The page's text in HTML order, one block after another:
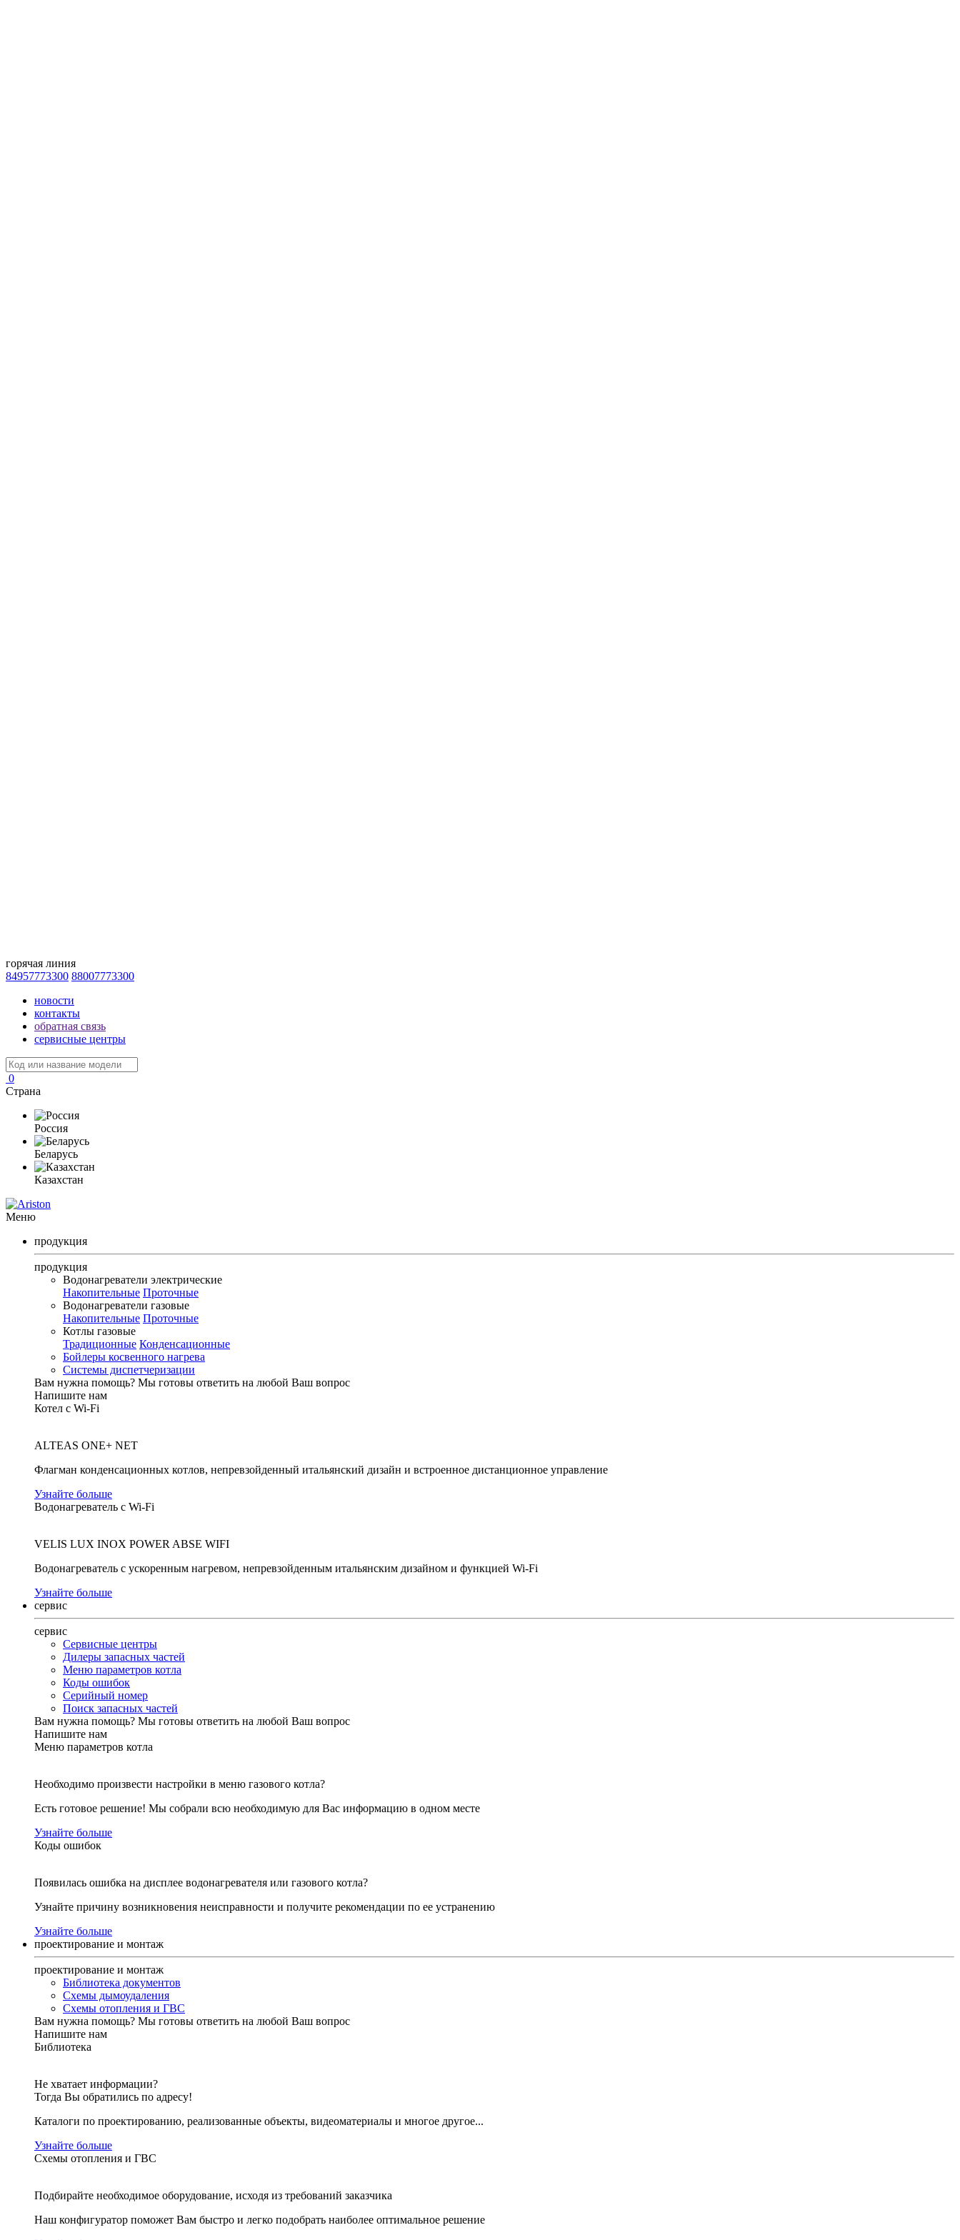
горячая линия
84957773300 88007773300
новости
контакты
обратная связь
сервисные центры
0
Страна
Россия
Беларусь
Казахстан
Меню
продукция
продукция
Водонагреватели электрические
Накопительные Проточные
Водонагреватели газовые
Накопительные Проточные
Котлы газовые
Традиционные Конденсационные
Бойлеры косвенного нагрева
Системы диспетчеризации
Вам нужна помощь? Мы готовы ответить на любой Ваш вопрос
Напишите нам
Котел с Wi-Fi
ALTEAS ONE+ NET
Флагман конденсационных котлов, непревзойденный итальянский дизайн и встроенное дистанционное управление
Узнайте больше
Водонагреватель с Wi-Fi
VELIS LUX INOX POWER ABSE WIFI
Водонагреватель с ускоренным нагревом, непревзойденным итальянским дизайном и функцией Wi-Fi
Узнайте больше
сервис
сервис
Сервисные центры
Дилеры запасных частей
Меню параметров котла
Коды ошибок
Серийный номер
Поиск запасных частей
Вам нужна помощь? Мы готовы ответить на любой Ваш вопрос
Напишите нам
Меню параметров котла
Необходимо произвести настройки в меню газового котла?
Есть готовое решение! Мы собрали всю необходимую для Вас информацию в одном месте
Узнайте больше
Коды ошибок
Появилась ошибка на дисплее водонагревателя или газового котла?
Узнайте причину возникновения неисправности и получите рекомендации по ее устранению
Узнайте больше
проектирование и монтаж
проектирование и монтаж
Библиотека документов
Схемы дымоудаления
Схемы отопления и ГВС
Вам нужна помощь? Мы готовы ответить на любой Ваш вопрос
Напишите нам
Библиотека
Не хватает информации?
Тогда Вы обратились по адресу!
Каталоги по проектированию, реализованные объекты, видеоматериалы и многое другое...
Узнайте больше
Схемы отопления и ГВС
Подбирайте необходимое оборудование, исходя из требований заказчика
Наш конфигуратор поможет Вам быстро и легко подобрать наиболее оптимальное решение